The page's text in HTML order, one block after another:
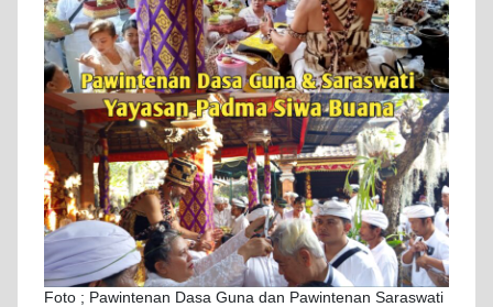
Foto ; Pawintenan Dasa Guna dan Pawintenan Saraswati